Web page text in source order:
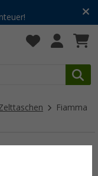
-
Fiamma
x 25 cm